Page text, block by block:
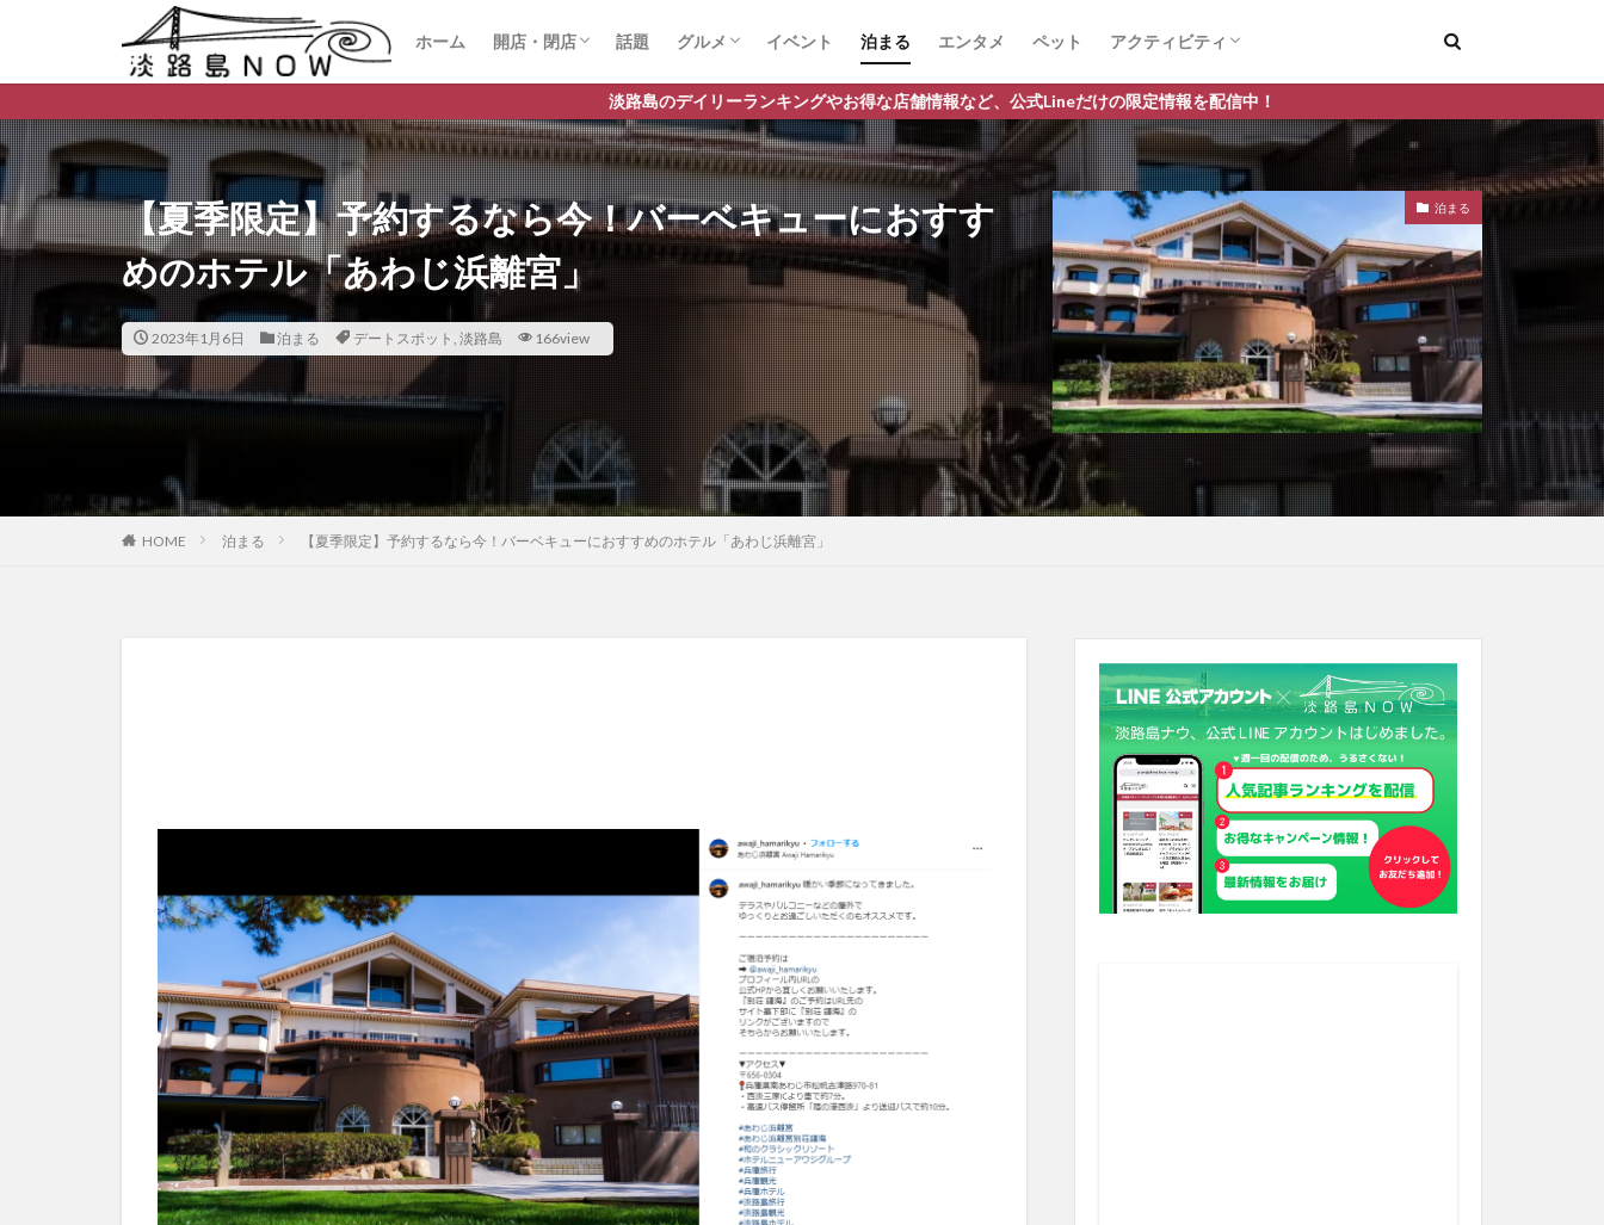
ホーム 開店・閉店 話題 グルメ
スイーツ
ランチ
ラーメン
イベント 泊まる エンタメ ペット アクティビティ
デートスポット
釣り
淡路島のデイリーランキングやお得な店舗情報など、公式Lineだけの限定情報を配信中！
【夏季限定】予約するなら今！バーベキューにおすす
めのホテル「あわじ浜離宮」
2023年1月6日 泊まる デートスポット , 淡路島 166view
泊まる
HOME 泊まる 【夏季限定】予約するなら今！バーベキューにおすすめのホテル「あわじ浜離宮」